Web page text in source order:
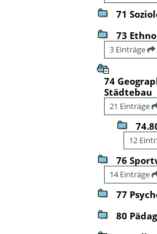
71
73
3 Einträge
74
Städtebau
21 Einträge
12
76
14 Einträge
77
80